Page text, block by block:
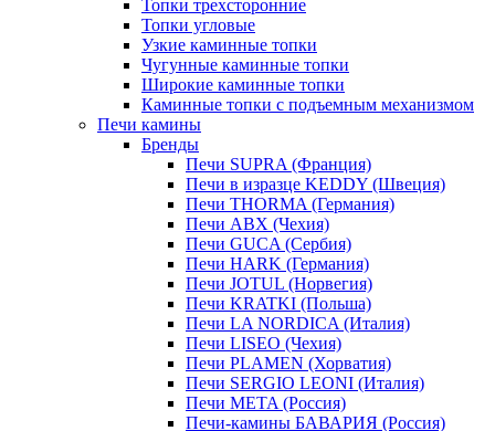
Топки трехсторонние
Топки угловые
Узкие каминные топки
Чугунные каминные топки
Широкие каминные топки
Каминные топки с подъемным механизмом
Печи камины
Бренды
Печи SUPRA (Франция)
Печи в изразце KEDDY (Швеция)
Печи THORMA (Германия)
Печи ABX (Чехия)
Печи GUCA (Сербия)
Печи HARK (Германия)
Печи JOTUL (Норвегия)
Печи KRATKI (Польша)
Печи LA NORDICA (Италия)
Печи LISEO (Чехия)
Печи PLAMEN (Хорватия)
Печи SERGIO LEONI (Италия)
Печи META (Россия)
Печи-камины БАВАРИЯ (Россия)